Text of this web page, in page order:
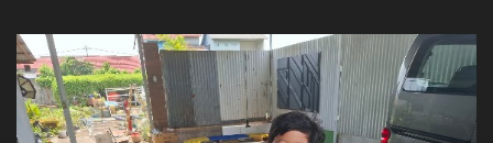
bukanya di jam 1. Saya pulang dulu ke rumah ortu di Sepakat,
untuk istirahat. So malamnya sebelum pulang ke Mempawah
saya sempatkan lagi kesini. Saya belanja beberapa part disini.
Untuk Lokasi Tempat: